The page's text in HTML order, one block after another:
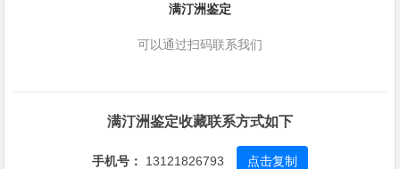
满汀洲鉴定
可以通过扫码联系我们
满汀洲鉴定收藏联系方式如下
手机号： 13121826793 点击复制